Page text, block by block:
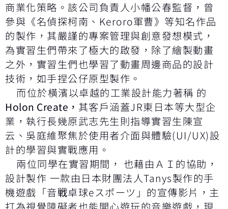
商業化策略。該公司負責人小幡公春監督，曾
參與《名偵探柯南、Keroro軍曹》等知名作品
的製作，其嚴謹的專案管理與創意發想模式，
為實習生們帶來了極大的啟發，除了繪製動畫
之外，實習生們也學習了動畫周邊商品的設計
技術，如手捏公仔原型製作。
而位於橫濱以卓越的工業設計能力著稱 的
Holon Create ， 其客戶涵蓋JR東日本等大型企
業，執行長幾原武志先生則指導實習生陳宣
云、吳庭維聚焦於使用者介面與體驗(UI/UX)設
計的學習與實戰應用。
兩位同學在實習期間， 也藉由ＡＩ的協助，
設計製作 一款由日本財團法人Tanys製作的手
機遊戲「音戦卓球eスポーツ」的宣傳影片，主